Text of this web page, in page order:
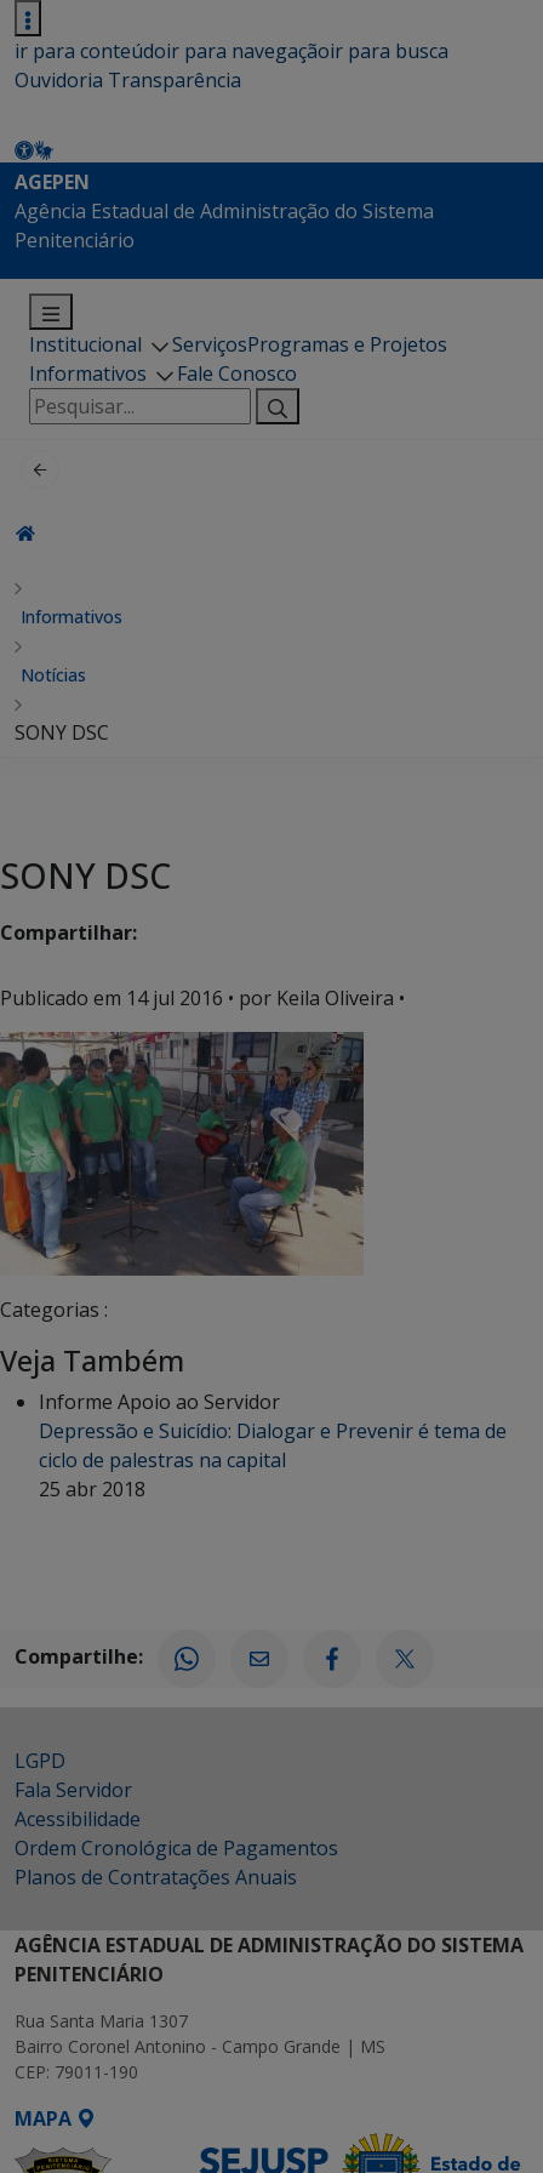
ir para conteúdoir para navegaçãoir para busca
Ouvidoria Transparência
AGEPEN
Agência Estadual de Administração do Sistema
Penitenciário
Institucional ServiçosProgramas e Projetos
Informativos
Fale Conosco
Pesquisar
por:
Informativos
Notícias
SONY DSC
SONY DSC
Compartilhar:
Publicado em 14 jul 2016 • por Keila Oliveira •
Categorias :
Veja Também
Informe Apoio ao Servidor
Depressão e Suicídio: Dialogar e Prevenir é tema de
ciclo de palestras na capital
25 abr 2018
Compartilhe:
LGPD
Fala Servidor
Acessibilidade
Ordem Cronológica de Pagamentos
Planos de Contratações Anuais
AGÊNCIA ESTADUAL DE ADMINISTRAÇÃO DO SISTEMA
PENITENCIÁRIO
Rua Santa Maria 1307
Bairro Coronel Antonino - Campo Grande | MS
CEP: 79011-190
MAPA